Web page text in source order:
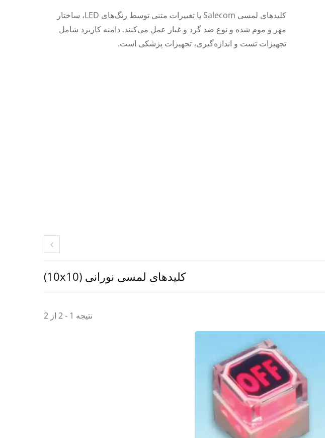
کلیدهای لمسی Salecom با تغییرات متنی توسط رنگ‌های LED، ساختار
مهر و موم شده و نوع ضد گرد و غبار عمل می‌کنند. دامنه کاربرد شامل
تجهیزات تست و اندازه‌گیری، تجهیزات پزشکی است.
کلیدهای لمسی نورانی (10x10)
نتیجه 1 - 2 از 2